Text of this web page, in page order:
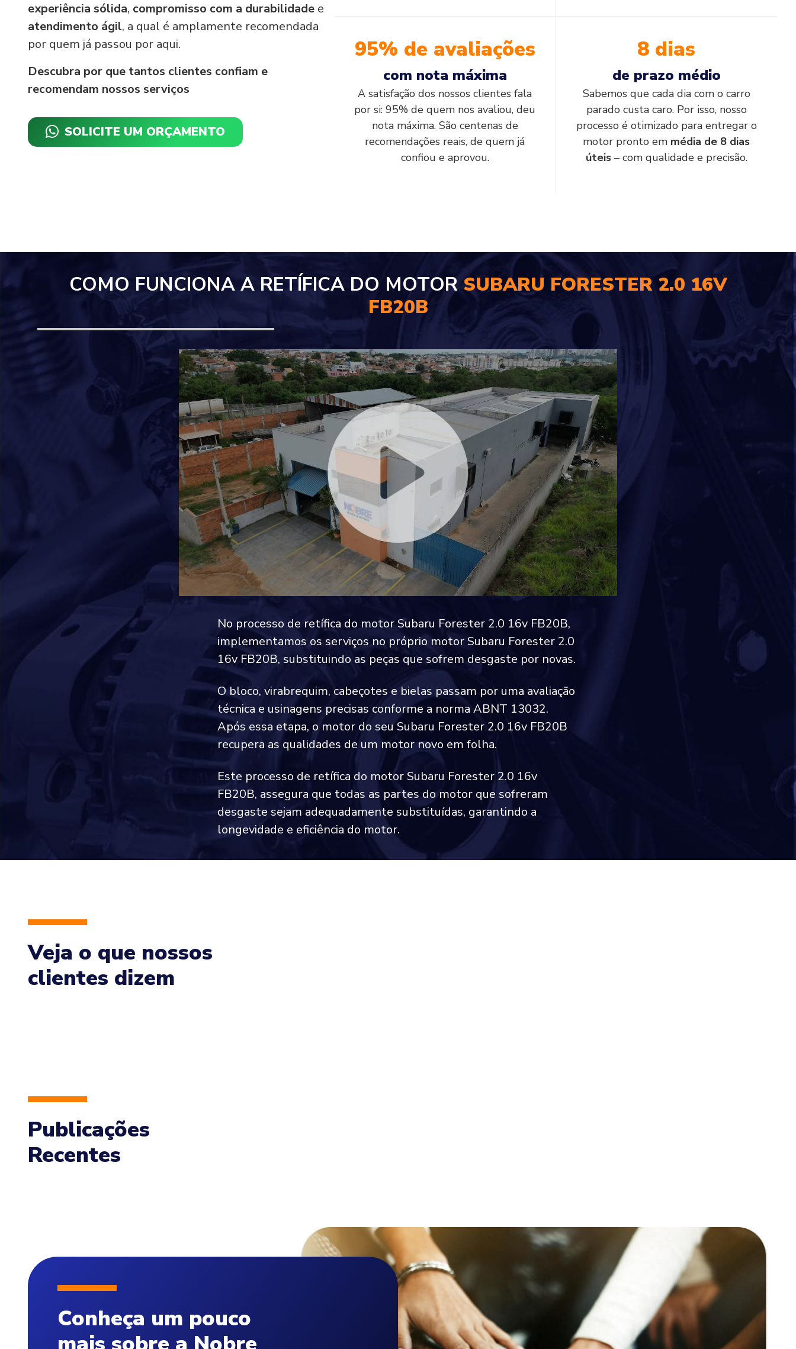
experiência sólida, compromisso com a durabilidade e
atendimento ágil, a qual é amplamente recomendada
por quem já passou por aqui.
Descubra por que tantos clientes confiam e
recomendam nossos serviços
SOLICITE UM ORÇAMENTO
95% de avaliações
com nota máxima
A satisfação dos nossos clientes fala
por si: 95% de quem nos avaliou, deu
nota máxima. São centenas de
recomendações reais, de quem já
confiou e aprovou.
8 dias
de prazo médio
Sabemos que cada dia com o carro
parado custa caro. Por isso, nosso
processo é otimizado para entregar o
motor pronto em média de 8 dias
úteis– com qualidade e precisão.
COMO FUNCIONA A RETÍFICA DO MOTORSUBARU FORESTER 2.0 16V
FB20B
No processo de retífica do motor Subaru Forester 2.0 16v FB20B,
implementamos os serviços no próprio motor Subaru Forester 2.0
16v FB20B, substituindo as peças que sofrem desgaste por novas.
O bloco, virabrequim, cabeçotes e bielas passam por uma avaliação
técnica e usinagens precisas conforme a norma ABNT 13032.
Após essa etapa, o motor do seu Subaru Forester 2.0 16v FB20B
recupera as qualidades de um motor novo em folha.
Este processo de retífica do motor Subaru Forester 2.0 16v
FB20B, assegura que todas as partes do motor que sofreram
desgaste sejam adequadamente substituídas, garantindo a
longevidade e eficiência do motor.
Veja o que nossos
clientes dizem
Publicações
Recentes
Conheça um pouco